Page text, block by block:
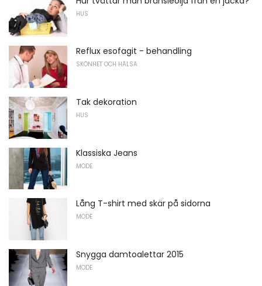
HUS
Reflux esofagit - behandling
SKÖNHET OCH HÄLSA
Tak dekoration
HUS
Klassiska Jeans
MODE
Lång T-shirt med skär på sidorna
MODE
Snygga damtoalettar 2015
MODE